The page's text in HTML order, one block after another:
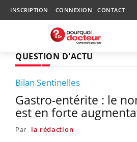
INSCRIPTION CONNEXION CONTACT
QUESTION D'ACTU
Bilan Sentinelles
Gastro-entérite : le
est en forte
Par la rédaction